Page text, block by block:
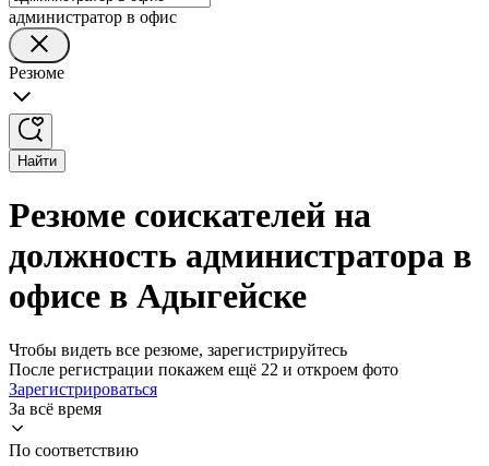
администратор в офис
Резюме
Найти
Резюме соискателей на
должность администратора в
офисе в Адыгейске
Чтобы видеть все резюме, зарегистрируйтесь
После регистрации покажем ещё 22 и откроем фото
Зарегистрироваться
За всё время
По соответствию